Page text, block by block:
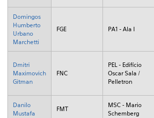
Domingos
Humberto
Urbano
Marchetti
FGE PA1 - Ala I
Dmitri
Maximovich
Gitman
FNC
PEL - Edifício
Oscar Sala /
Pelletron
Danilo
Mustafa
FMT
MSC - Mario
Schemberg